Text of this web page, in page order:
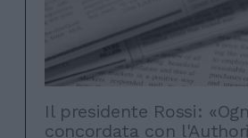
Il presidente Rossi:
concordata con